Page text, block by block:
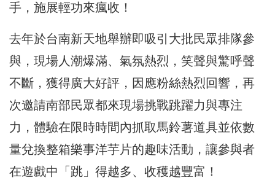
手，施展輕功來瘋收！
去年於台南新天地舉辦即吸引大批民眾排隊參
與，現場人潮爆滿、氣氛熱烈，笑聲與驚呼聲
不斷，獲得廣大好評，因應粉絲熱烈回響，再
次邀請南部民眾都來現場挑戰跳躍力與專注
力，體驗在限時時間內抓取馬鈴薯道具並依數
量兌換整箱樂事洋芋片的趣味活動，讓參與者
在遊戲中「跳」得越多、收穫越豐富！